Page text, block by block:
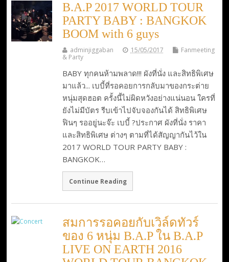
B.A.P 2017 WORLD TOUR
PARTY BABY : BANGKOK
BOOM with 6 guys
adminjiggaban 15/05/2017
Fanmeeting
& Party
BABY ทุกคนห้ามพลาด!!! ผังที่นั่ง และสิทธิพิเศษ
มาแล้ว... เบบี้ที่รอคอยการกลับมาของกระต่าย
หนุ่มสุดฮอต ครั้งนี้ไม่ผิดหวังอย่างแน่นอน ใครที่
ยังไม่มีบัตร รีบเข้าไปจับจองกันได้ สิทธิพิเศษ
ฟินๆ รออยู่นะจ๊ะ เบบี้ ?ประกาศ ผังที่นั่ง ราคา
และสิทธิพิเศษ ต่างๆ ตามที่ได้สัญญากันไว้ใน
2017 WORLD TOUR PARTY BABY :
BANGKOK…
Continue Reading
สมการรอคอยกับเวิล์ดทัวร์
ของ 6 หนุ่ม B.A.P ใน B.A.P
LIVE ON EARTH 2016